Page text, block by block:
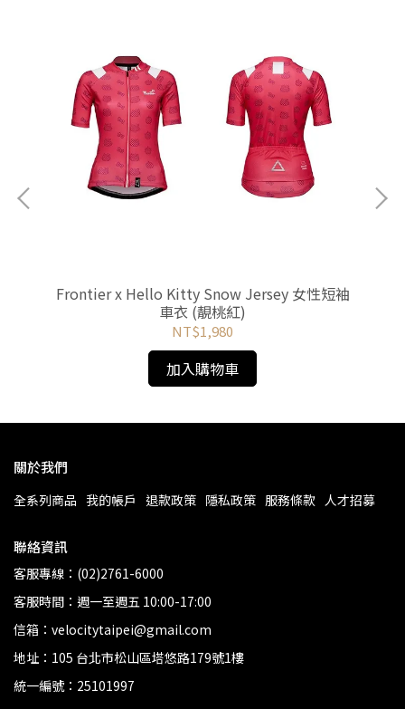
Frontier x Hello Kitty Snow Jersey 女性短袖
車衣 (靚桃紅)
NT$1,980
加入購物車
關於我們
全系列商品 我的帳戶 退款政策 隱私政策 服務條款 人才招募
聯絡資訊
客服專線：(02)2761-6000
客服時間：週一至週五 10:00-17:00
信箱：velocitytaipei@gmail.com
地址：105 台北市松山區塔悠路179號1樓
統一編號：25101997